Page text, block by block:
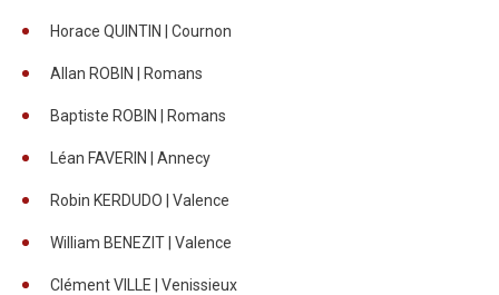
Horace QUINTIN | Cournon
Allan ROBIN | Romans
Baptiste ROBIN | Romans
Léan FAVERIN | Annecy
Robin KERDUDO | Valence
William BENEZIT | Valence
Clément VILLE | Venissieux